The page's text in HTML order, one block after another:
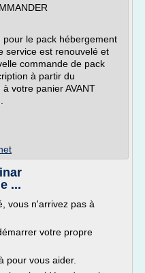
le pack hébergement
service est renouvelé et
commande de pack
à partir du
votre panier AVANT
...
vous n'arrivez pas à
votre propre
pour vous aider.